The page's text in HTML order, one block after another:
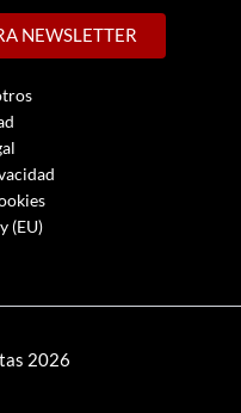
NEWSLETTER
(EU)
2026